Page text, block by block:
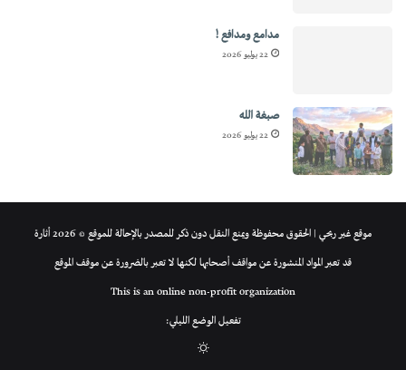
مدامع ومدافع !
22 يوليو 2026
صبغة الله
22 يوليو 2026
موقع غير ربحي | الحقوق محفوظة ويمنع النقل دون ذكر للمصدر بالإحالة للموقع © 2026 أثارة
قد تعبر المواد المنشورة عن مواقف أصحابها لكنها لا تعبر بالضرورة عن موقف الموقع
This is an online non-profit organization
تفعيل الوضع الليلي: